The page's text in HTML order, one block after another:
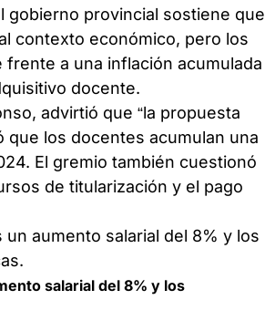
gobierno provincial sostiene que
contexto económico, pero los
a una inflación acumulada
docente.
advirtió que “la propuesta
que los docentes acumulan una
El gremio también cuestionó
de titularización y el pago
salarial del 8% y los